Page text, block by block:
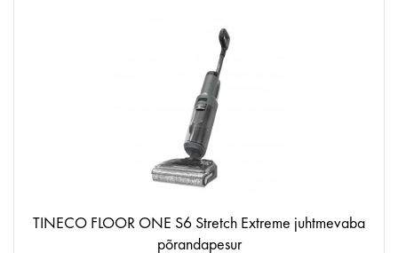
TINECO FLOOR ONE S6 Stretch Extreme juhtmevaba
põrandapesur